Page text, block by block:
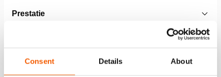
Consent Details About
Prestatie